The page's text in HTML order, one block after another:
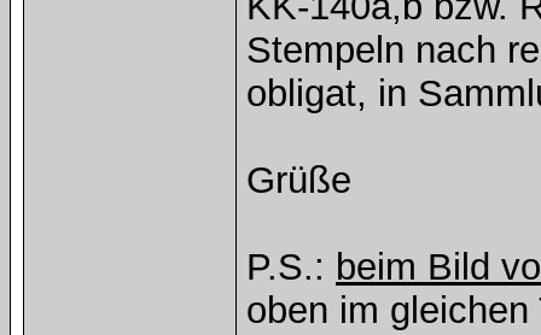
Stempeln nach
obligat, in
Grüße
P.S.: beim Bild
oben im